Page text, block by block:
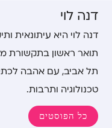
דנה לוי
דנה לוי היא עיתונאית
תואר ראשון בתקשורת
תל אביב, עם אהבה
טכנולוגיה ותרבות.
כל הפוסטים